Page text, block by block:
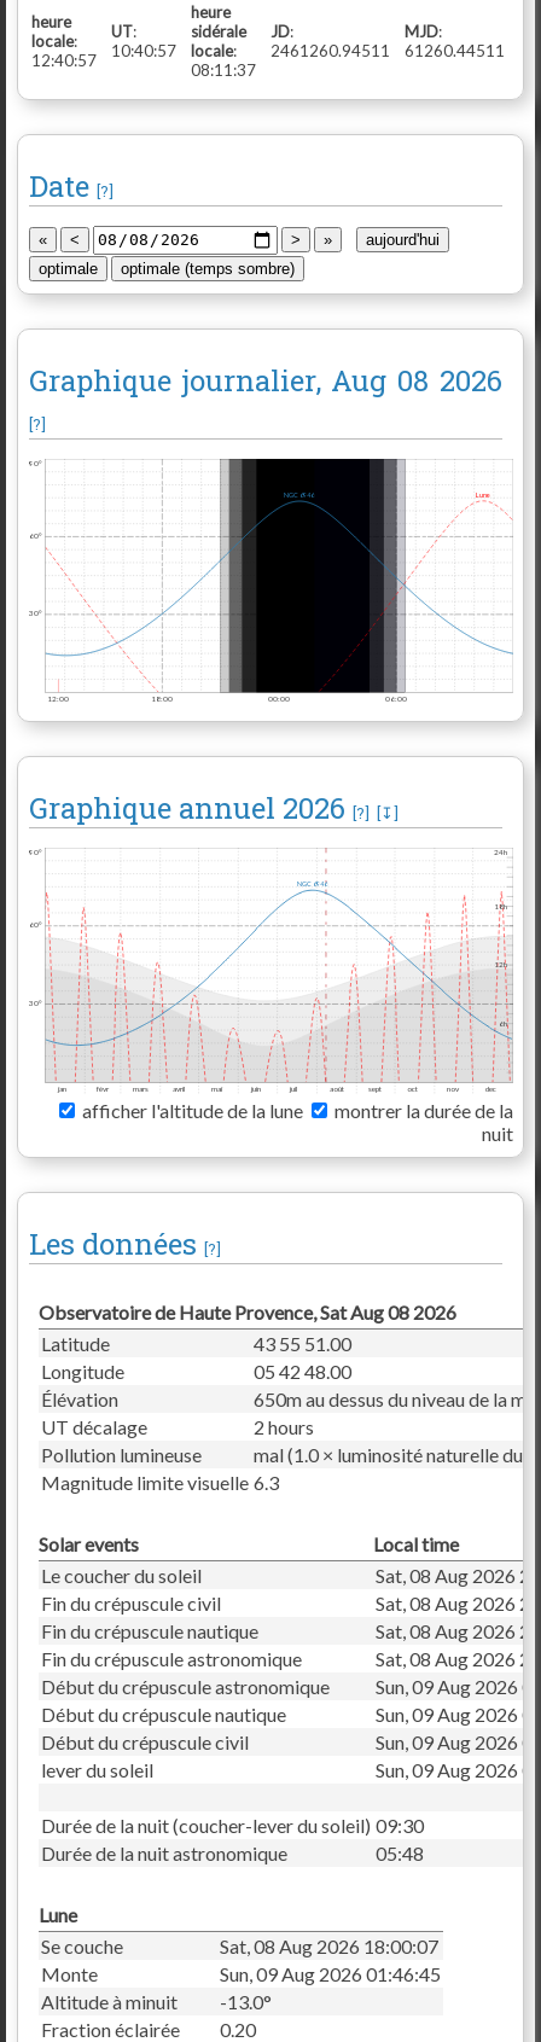
heure
locale:
12:40:57
UT:
10:40:57
heure
sidérale
locale:
08:11:37
JD:
2461260.94511
MJD:
61260.44511
Date [?]
Graphique journalier, Aug 08 2026
[?]
90°
60°
30°
12:00 18:00 00:00 06:00
Lune
NGC 6946
Graphique annuel 2026 [?] [↧]
90°
60°
30°
24h
18h
12h
6h
jan févr mars avril mai juin juil août sept oct nov dec
NGC 6946
afficher l'altitude de la lune
montrer la durée de la
nuit
Les données [?]
Observatoire de Haute Provence, Sat Aug 08 2026
Latitude
43 55 51.00
Longitude
05 42 48.00
Élévation
650m au dessus du niveau de la
UT décalage
2 hours
Pollution lumineuse
mal (1.0 × luminosité naturelle du
Magnitude limite visuelle 6.3
Solar events
Local time
Le coucher du soleil
Sat, 08 Aug 2026
Fin du crépuscule civil
Sat, 08 Aug 2026
Fin du crépuscule nautique
Sat, 08 Aug 2026
Fin du crépuscule astronomique
Sat, 08 Aug 2026
Début du crépuscule astronomique
Sun, 09 Aug 2026
Début du crépuscule nautique
Sun, 09 Aug 2026
Début du crépuscule civil
Sun, 09 Aug 2026
lever du soleil
Sun, 09 Aug 2026
Durée de la nuit (coucher-lever du soleil) 09:30
Durée de la nuit astronomique
05:48
Lune
Se couche
Sat, 08 Aug 2026 18:00:07
Monte
Sun, 09 Aug 2026 01:46:45
Altitude à minuit
-13.0°
Fraction éclairée
0.20